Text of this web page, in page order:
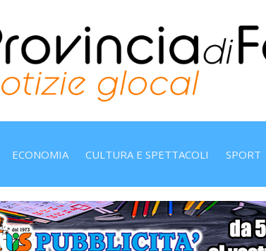
ECONOMIA CULTURA E SPETTACOLI SPORT